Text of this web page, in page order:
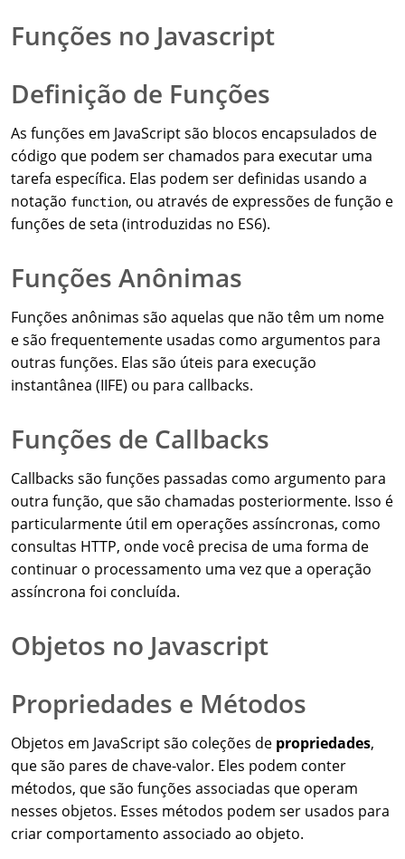
Funções no Javascript
Definição de Funções
As funções em JavaScript são blocos encapsulados de
código que podem ser chamados para executar uma
tarefa específica. Elas podem ser definidas usando a
notação function, ou através de expressões de função e
funções de seta (introduzidas no ES6).
Funções Anônimas
Funções anônimas são aquelas que não têm um nome
e são frequentemente usadas como argumentos para
outras funções. Elas são úteis para execução
instantânea (IIFE) ou para callbacks.
Funções de Callbacks
Callbacks são funções passadas como argumento para
outra função, que são chamadas posteriormente. Isso é
particularmente útil em operações assíncronas, como
consultas HTTP, onde você precisa de uma forma de
continuar o processamento uma vez que a operação
assíncrona foi concluída.
Objetos no Javascript
Propriedades e Métodos
Objetos em JavaScript são coleções de propriedades,
que são pares de chave-valor. Eles podem conter
métodos, que são funções associadas que operam
nesses objetos. Esses métodos podem ser usados para
criar comportamento associado ao objeto.